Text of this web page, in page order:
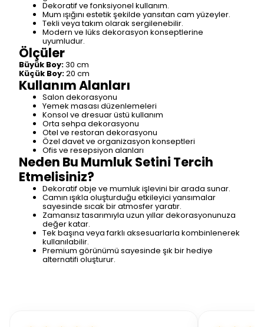
Dekoratif ve fonksiyonel kullanım.
Mum ışığını estetik şekilde yansıtan cam yüzeyler.
Tekli veya takım olarak sergilenebilir.
Modern ve lüks dekorasyon konseptlerine
uyumludur.
Ölçüler
Büyük Boy:30 cm
Küçük Boy:20 cm
Kullanım Alanları
Salon dekorasyonu
Yemek masası düzenlemeleri
Konsol ve dresuar üstü kullanım
Orta sehpa dekorasyonu
Otel ve restoran dekorasyonu
Özel davet ve organizasyon konseptleri
Ofis ve resepsiyon alanları
Neden Bu Mumluk Setini Tercih
Etmelisiniz?
Dekoratif obje ve mumluk işlevini bir arada sunar.
Camın ışıkla oluşturduğu etkileyici yansımalar
sayesinde sıcak bir atmosfer yaratır.
Zamansız tasarımıyla uzun yıllar dekorasyonunuza
değer katar.
Tek başına veya farklı aksesuarlarla kombinlenerek
kullanılabilir.
Premium görünümü sayesinde şık bir hediye
alternatifi oluşturur.